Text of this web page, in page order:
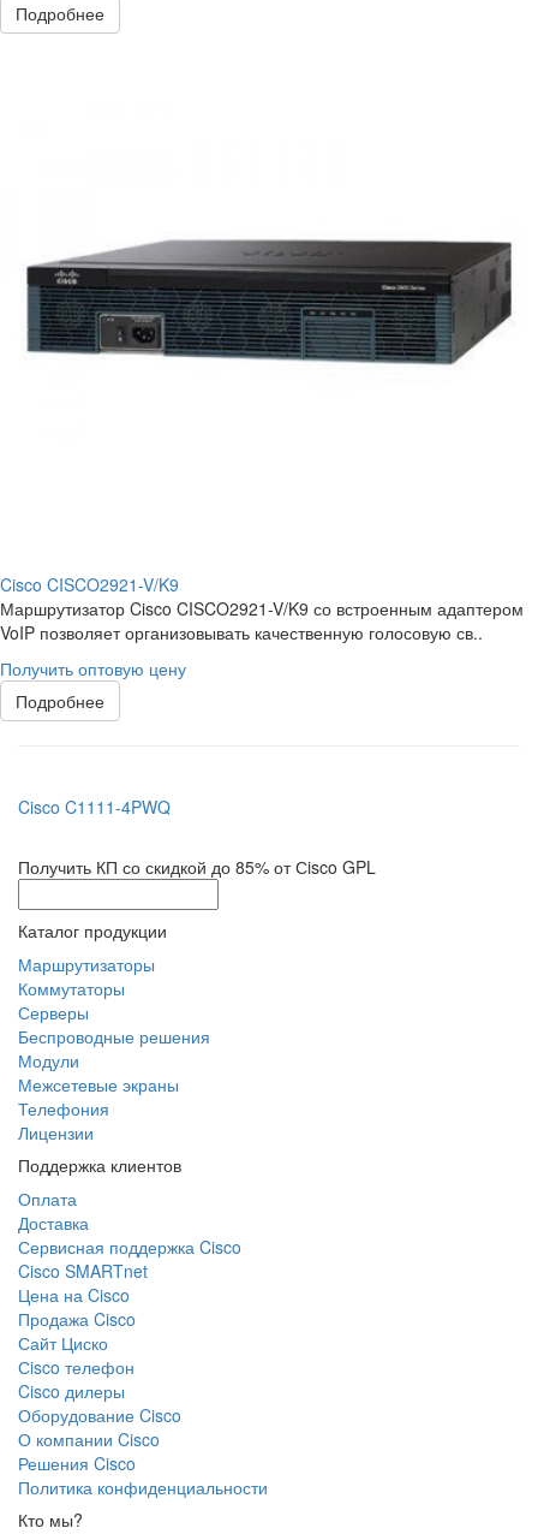
Подробнее
Cisco CISCO2921-V/K9
Маршрутизатор Cisco CISCO2921-V/K9 со встроенным адаптером
VoIP позволяет организовывать качественную голосовую св..
Получить оптовую цену
Подробнее
Cisco C1111-4PWQ
Получить КП со скидкой до 85% от Сisco GPL
Каталог продукции
Маршрутизаторы
Коммутаторы
Серверы
Беспроводные решения
Модули
Межсетевые экраны
Телефония
Лицензии
Поддержка клиентов
Оплата
Доставка
Сервисная поддержка Cisco
Cisco SMARTnet
Цена на Cisco
Продажа Cisco
Сайт Циско
Сisco телефон
Cisco дилеры
Оборудование Cisco
О компании Cisco
Решения Cisco
Политика конфиденциальности
Кто мы?